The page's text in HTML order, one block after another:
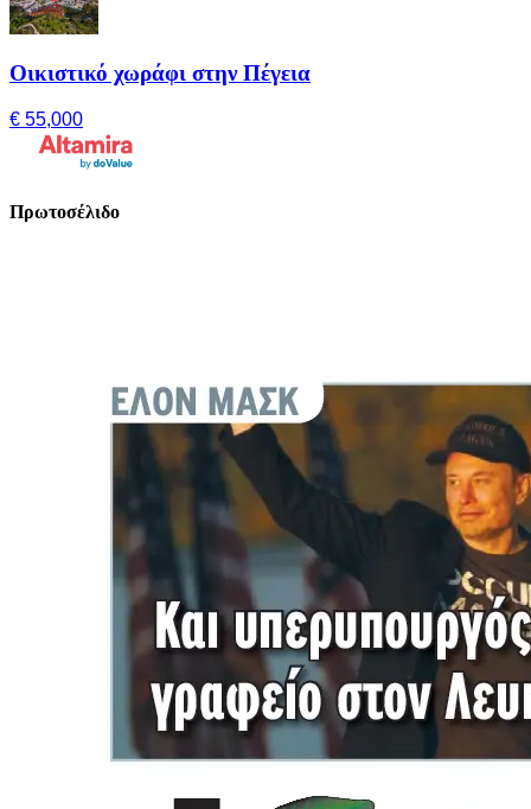
Οικιστικό χωράφι στην Πέγεια
€ 55,000
Πρωτοσέλιδο